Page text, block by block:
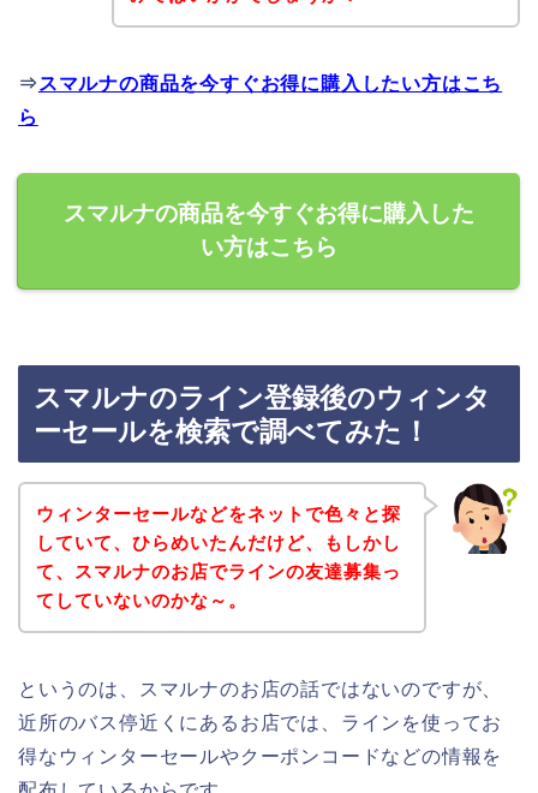
⇒ スマルナの商品を今すぐお得に購入したい方はこち
ら
スマルナの商品を今すぐお得に購入した
い方はこちら
スマルナのライン登録後のウィンタ
ーセールを検索で調べてみた！
ウィンターセールなどをネットで色々と探
していて、ひらめいたんだけど、もしかし
て、スマルナのお店でラインの友達募集っ
てしていないのかな～。
というのは、スマルナのお店の話ではないのですが、
近所のバス停近くにあるお店では、ラインを使ってお
得なウィンターセールやクーポンコードなどの情報を